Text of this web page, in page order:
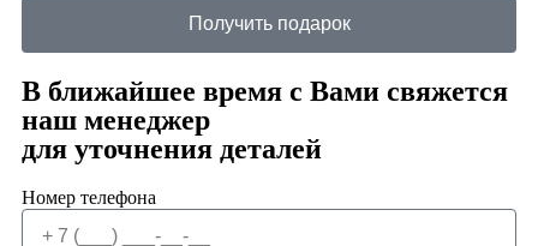
Получить подарок
В ближайшее время с Вами свяжется
наш менеджер
для уточнения деталей
Номер телефона